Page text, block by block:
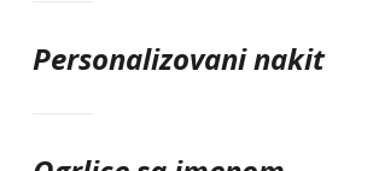
Personalizovani nakit